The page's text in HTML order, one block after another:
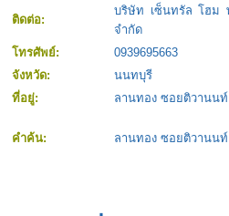
ติดต่อ:
บริษัท เซ็นทรัล โฮม
จำกัด
โทรศัพย์: 0939695663
จังหวัด:
นนทบุรี
ที่อยู่:
ลานทอง ซอยติวานนท์
คำค้น: ลานทอง ซอยติวานนท์